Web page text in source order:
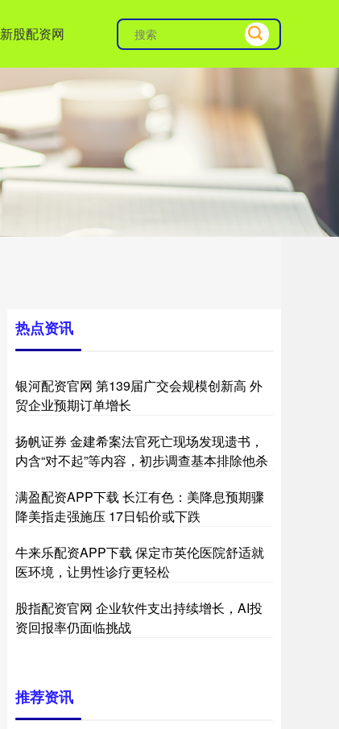
新股配资网
热点资讯
银河配资官网 第139届广交会规模创新高 外
贸企业预期订单增长
扬帆证券 金建希案法官死亡现场发现遗书，
内含“对不起”等内容，初步调查基本排除他杀
满盈配资APP下载 长江有色：美降息预期骤
降美指走强施压 17日铅价或下跌
牛来乐配资APP下载 保定市英伦医院舒适就
医环境，让男性诊疗更轻松
股指配资官网 企业软件支出持续增长，AI投
资回报率仍面临挑战
推荐资讯